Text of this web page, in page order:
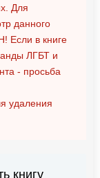
Для
данного
Если в книге
ЛГБТ и
- просьба
удаления
книгу